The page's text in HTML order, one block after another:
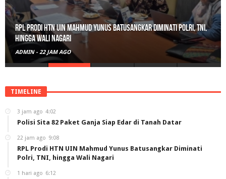
RPL Prodi HTN UIN Mahmud Yunus Batusangkar Diminati Polri, TNI,
hingga Wali Nagari
ADMIN - 22 JAM AGO
TIMELINE
3 jam ago 4:02
Polisi Sita 82 Paket Ganja Siap Edar di Tanah Datar
22 jam ago 9:08
RPL Prodi HTN UIN Mahmud Yunus Batusangkar Diminati
Polri, TNI, hingga Wali Nagari
1 hari ago 6:12